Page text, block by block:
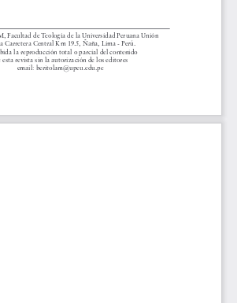
Facultad de Teología de la Universidad Peruana Unión
Carretera Central Km 19.5, Ñaña, Lima - Perú.
la reproducción total o parcial del contenido
esta revista sin la autorización de los editores
email: beritolam@upeu.edu.pe